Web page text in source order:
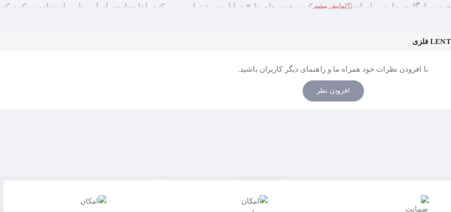
این محصول مبدل لنشن مدل C3 همچنین با دیسک های سخت سازگاری دارد و از اتصال به دیسک سخت های تا ۴ ترابایت پشتیبانی می کند. لذا چنانچه از لپ تاپی استفاده میکنید که
با افزودن نظرات خود همراه ما و راهنمای دیگر کاربران باشید.
افزودن نظر